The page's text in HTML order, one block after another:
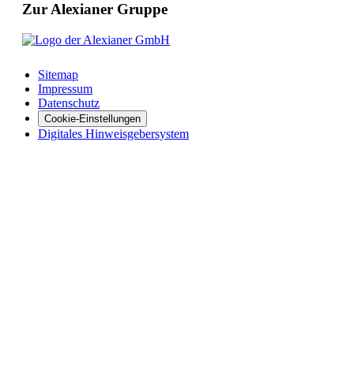
Zur Alexianer Gruppe
Sitemap
Impressum
Datenschutz
Cookie-Einstellungen
Digitales Hinweisgebersystem